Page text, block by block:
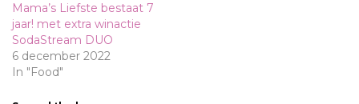
Mama’s Liefste bestaat 7
jaar! met extra winactie
SodaStream DUO
6 december 2022
In "Food"